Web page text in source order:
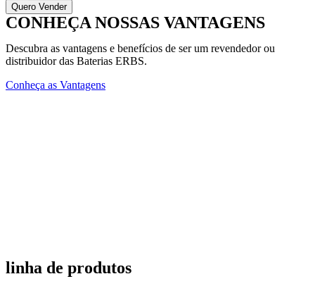
Quero Vender
CONHEÇA NOSSAS VANTAGENS
Descubra as vantagens e benefícios de ser um revendedor ou
distribuidor das Baterias ERBS.
Conheça as Vantagens
linha de produtos